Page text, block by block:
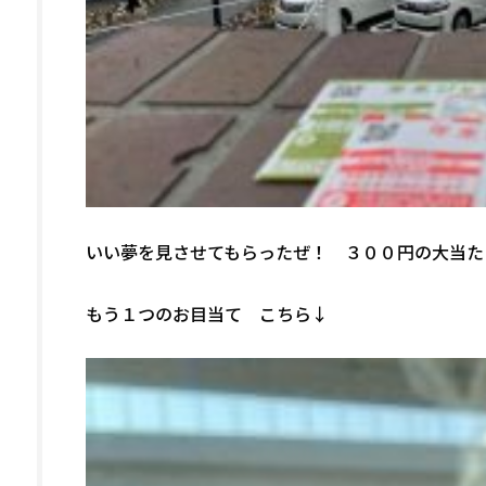
いい夢を見させてもらったぜ！ ３００円の大当
もう１つのお目当て こちら↓